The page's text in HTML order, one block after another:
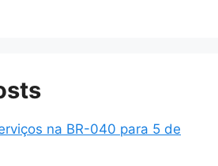
na BR-040 para 5 de